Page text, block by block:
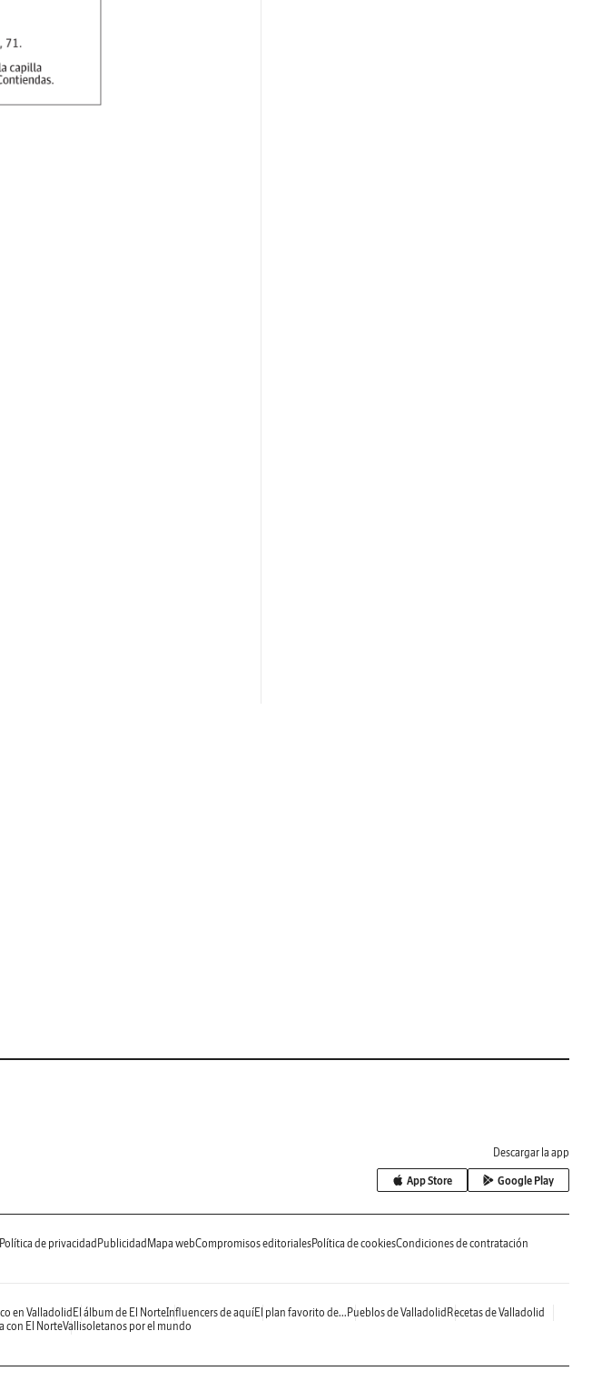
Descargar la app
App Store Google Play
Política de privacidad Publicidad Mapa webCompromisos editorialesPolítica de cookiesCondiciones de contratación
en Valladolid El álbum de El NorteInfluencers de aquíEl plan favorito de... Pueblos de Valladolid Recetas de Valladolid
con El NorteVallisoletanos por el mundo